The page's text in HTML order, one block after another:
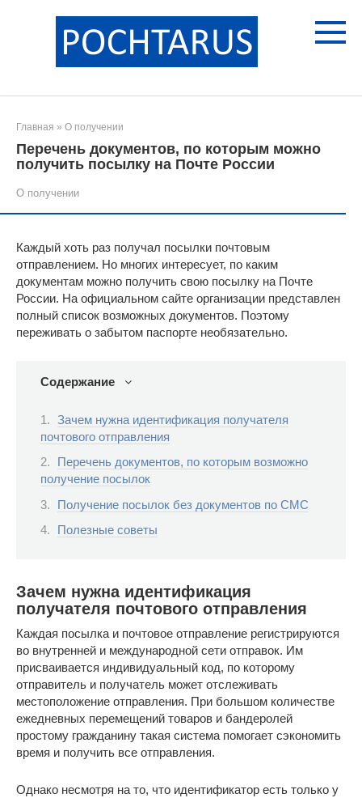
Главная » О получении
Перечень документов, по которым можно
получить посылку на Почте России
О получении
Каждый хоть раз получал посылки почтовым
отправлением. Но многих интересует, по каким
документам можно получить свою посылку на Почте
России. На официальном сайте организации представлен
полный список возможных документов. Поэтому
переживать о забытом паспорте необязательно.
Содержание
Зачем нужна идентификация получателя
почтового отправления
Перечень документов, по которым возможно
получение посылок
Получение посылок без документов по СМС
Полезные советы
Зачем нужна идентификация
получателя почтового отправления
Каждая посылка и почтовое отправление регистрируются
во внутренней и международной сети отправок. Им
присваивается индивидуальный код, по которому
отправитель и получатель может отслеживать
местоположение отправления. При большом количестве
ежедневных перемещений товаров и бандеролей
простому гражданину такая система помогает сэкономить
время и получить все отправления.
Однако несмотря на то, что идентификатор есть только у